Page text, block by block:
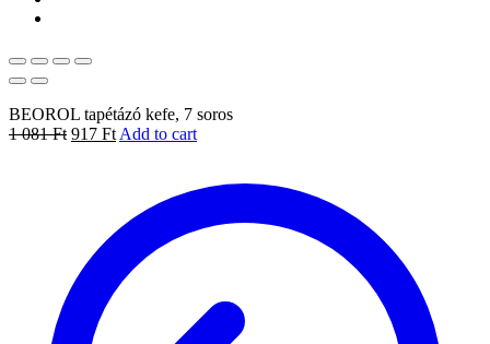
BEOROL tapétázó kefe, 7 soros
1 081Ft 917 Ft Add to cart